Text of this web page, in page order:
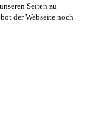
Seiten zu
der Webseite noch